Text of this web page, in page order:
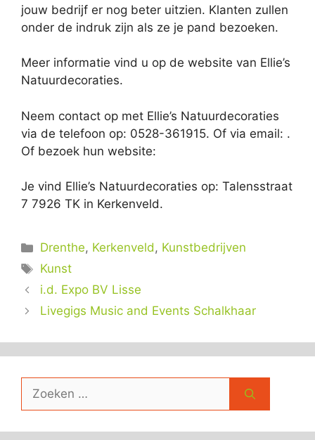
jouw bedrijf er nog beter uitzien. Klanten zullen
onder de indruk zijn als ze je pand bezoeken.
Meer informatie vind u op de website van Ellie’s
Natuurdecoraties.
Neem contact op met Ellie’s Natuurdecoraties
via de telefoon op: 0528-361915. Of via email: .
Of bezoek hun website:
Je vind Ellie’s Natuurdecoraties op: Talensstraat
7 7926 TK in Kerkenveld.
Categorieën
Drenthe, Kerkenveld, Kunstbedrijven
Tags
Kunst
i.d. Expo BV Lisse
Livegigs Music and Events Schalkhaar
Zoek